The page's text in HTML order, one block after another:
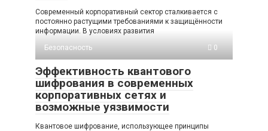
Современный корпоративный сектор сталкивается с
постоянно растущими требованиями к защищённости
информации. В условиях развития
Безопасность
0
Эффективность квантового
шифрования в современных
корпоративных сетях и
возможные уязвимости
Квантовое шифрование, использующее принципы